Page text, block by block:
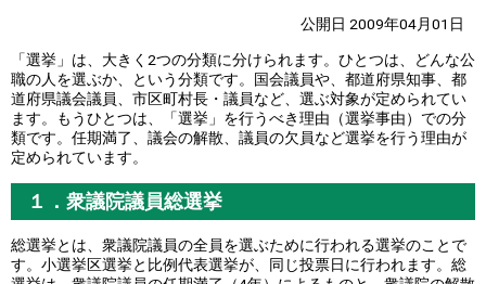
公開日 2009年04月01日
「選挙」は、大きく2つの分類に分けられます。ひとつは、どんな公
職の人を選ぶか、という分類です。国会議員や、都道府県知事、都
道府県議会議員、市区町村長・議員など、選ぶ対象が定められてい
ます。もうひとつは、「選挙」を行うべき理由（選挙事由）での分
類です。任期満了、議会の解散、議員の欠員など選挙を行う理由が
定められています。
１．衆議院議員総選挙
総選挙とは、衆議院議員の全員を選ぶために行われる選挙のことで
す。小選挙区選挙と比例代表選挙が、同じ投票日に行われます。総